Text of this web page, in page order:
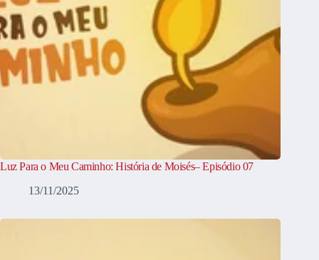
Luz Para o Meu Caminho: História de Moisés– Episódio 07
13/11/2025